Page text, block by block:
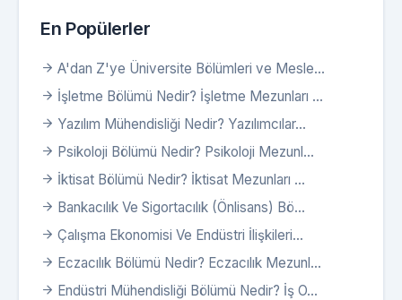
En Popülerler
A'dan Z'ye Üniversite Bölümleri ve Mesle...
İşletme Bölümü Nedir? İşletme Mezunları ...
Yazılım Mühendisliği Nedir? Yazılımcılar...
Psikoloji Bölümü Nedir? Psikoloji Mezunl...
İktisat Bölümü Nedir? İktisat Mezunları ...
Bankacılık Ve Sigortacılık (Önlisans) Bö...
Çalışma Ekonomisi Ve Endüstri İlişkileri...
Eczacılık Bölümü Nedir? Eczacılık Mezunl...
Endüstri Mühendisliği Bölümü Nedir? İş O...